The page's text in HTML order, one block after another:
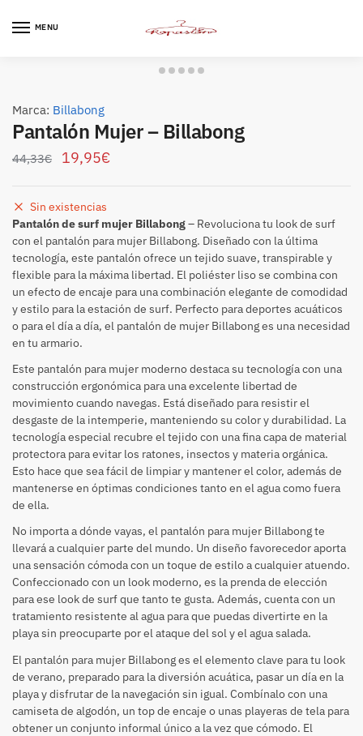
MENU
Marca: Billabong
Pantalón Mujer – Billabong
44,33€ 19,95€
Sin existencias
Pantalón de surf mujer Billabong– Revoluciona tu look de surf
con el pantalón para mujer Billabong. Diseñado con la última
tecnología, este pantalón ofrece un tejido suave, transpirable y
flexible para la máxima libertad. El poliéster liso se combina con
un efecto de encaje para una combinación elegante de comodidad
y estilo para la estación de surf. Perfecto para deportes acuáticos
o para el día a día, el pantalón de mujer Billabong es una necesidad
en tu armario.
Este pantalón para mujer moderno destaca su tecnología con una
construcción ergonómica para una excelente libertad de
movimiento cuando navegas. Está diseñado para resistir el
desgaste de la intemperie, manteniendo su color y durabilidad. La
tecnología especial recubre el tejido con una fina capa de material
protectora para evitar los ratones, insectos y materia orgánica.
Esto hace que sea fácil de limpiar y mantener el color, además de
mantenerse en óptimas condiciones tanto en el agua como fuera
de ella.
No importa a dónde vayas, el pantalón para mujer Billabong te
llevará a cualquier parte del mundo. Un diseño favorecedor aporta
una sensación cómoda con un toque de estilo a cualquier atuendo.
Confeccionado con un look moderno, es la prenda de elección
para ese look de surf que tanto te gusta. Además, cuenta con un
tratamiento resistente al agua para que puedas divertirte en la
playa sin preocuparte por el ataque del sol y el agua salada.
El pantalón para mujer Billabong es el elemento clave para tu look
de verano, preparado para la diversión acuática, pasar un día en la
playa y disfrutar de la navegación sin igual. Combínalo con una
camiseta de algodón, un top de encaje o unas playeras de tela para
obtener un conjunto informal único a la vez que cómodo. El